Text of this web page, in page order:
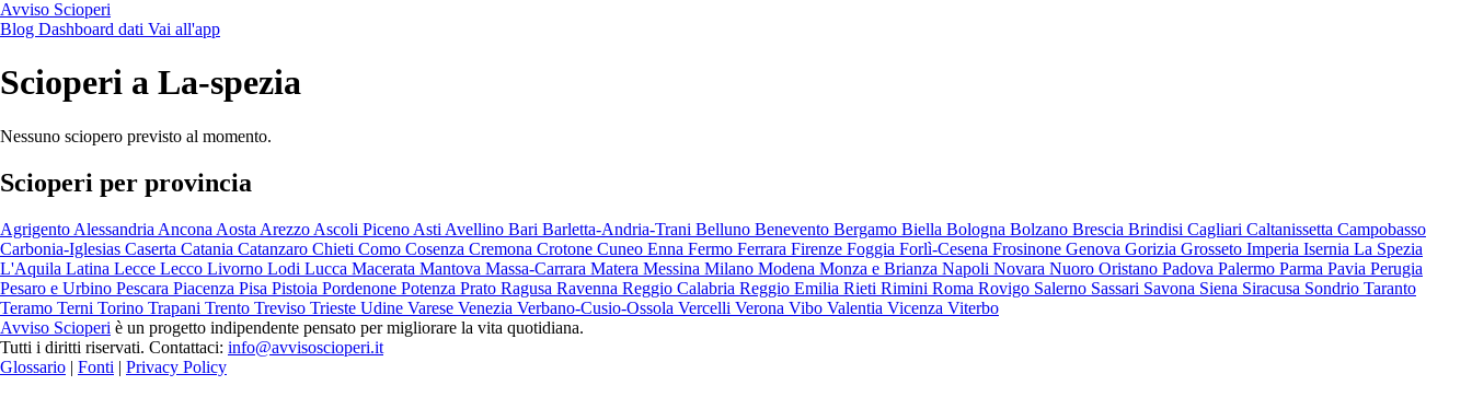
Avviso Scioperi
Blog Dashboard dati Vai all'app
Scioperi a La-spezia
Nessuno sciopero previsto al momento.
Scioperi per provincia
Agrigento Alessandria Ancona Aosta Arezzo Ascoli Piceno Asti Avellino Bari Barletta-Andria-Trani Belluno Benevento Bergamo Biella Bologna Bolzano Brescia Brindisi Cagliari Caltanissetta Campobasso
Carbonia-Iglesias Caserta Catania Catanzaro Chieti Como Cosenza Cremona Crotone Cuneo Enna Fermo Ferrara Firenze Foggia Forlì-Cesena Frosinone Genova Gorizia Grosseto Imperia Isernia La Spezia
L'Aquila Latina Lecce Lecco Livorno Lodi Lucca Macerata Mantova Massa-Carrara Matera Messina Milano Modena Monza e Brianza Napoli Novara Nuoro Oristano Padova Palermo Parma Pavia Perugia
Pesaro e Urbino Pescara Piacenza Pisa Pistoia Pordenone Potenza Prato Ragusa Ravenna Reggio Calabria Reggio Emilia Rieti Rimini Roma Rovigo Salerno Sassari Savona Siena Siracusa Sondrio Taranto
Teramo Terni Torino Trapani Trento Treviso Trieste Udine Varese Venezia Verbano-Cusio-Ossola Vercelli Verona Vibo Valentia Vicenza Viterbo
Avviso Scioperi è un progetto indipendente pensato per migliorare la vita quotidiana.
Tutti i diritti riservati. Contattaci: info@avvisoscioperi.it
Glossario | Fonti | Privacy Policy